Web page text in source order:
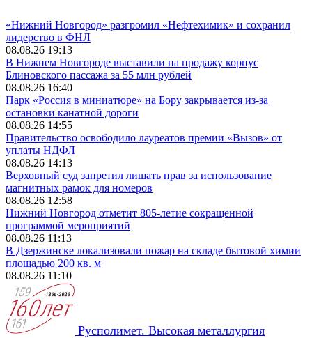
«Нижний Новгород» разгромил «Нефтехимик» и сохранил
лидерство в ФНЛ
08.08.26 19:13
В Нижнем Новгороде выставили на продажу корпус
Блиновского пассажа за 55 млн рублей
08.08.26 16:40
Парк «Россия в миниатюре» на Бору закрывается из-за
остановки канатной дороги
08.08.26 14:55
Правительство освободило лауреатов премии «Вызов» от
уплаты НДФЛ
08.08.26 14:13
Верховный суд запретил лишать прав за использование
магнитных рамок для номеров
08.08.26 12:58
Нижний Новгород отметит 805-летие сокращенной
программой мероприятий
08.08.26 11:13
В Дзержинске локализовали пожар на складе бытовой химии
площадью 200 кв. м
08.08.26 11:10
Русполимет. Высокая металлургия